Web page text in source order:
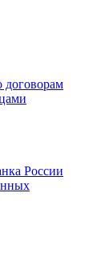
договорам
России